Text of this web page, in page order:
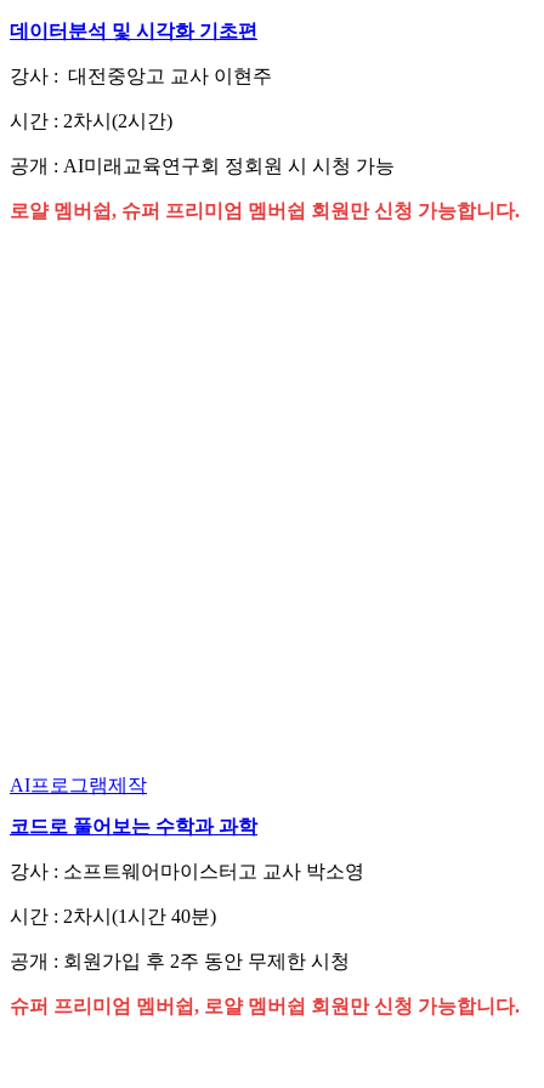
데이터분석 및 시각화 기초편
강사 : 대전중앙고 교사 이현주
시간 : 2차시(2시간)
공개 : AI미래교육연구회 정회원 시 시청 가능
로얄 멤버쉽, 슈퍼 프리미엄 멤버쉽 회원만 신청 가능합니다.
AI프로그램제작
코드로 풀어보는 수학과 과학
강사 : 소프트웨어마이스터고 교사 박소영
시간 : 2차시(1시간 40분)
공개 : 회원가입 후 2주 동안 무제한 시청
슈퍼 프리미엄 멤버쉽, 로얄 멤버쉽 회원만 신청 가능합니다.